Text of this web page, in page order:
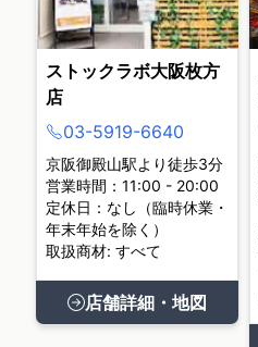
ストックラボ大阪枚方
店
03-5919-6640
京阪御殿山駅より徒歩3分
営業時間：11:00 - 20:00
定休日：なし（臨時休業・
年末年始を除く）
取扱商材: すべて
店舗詳細・地図